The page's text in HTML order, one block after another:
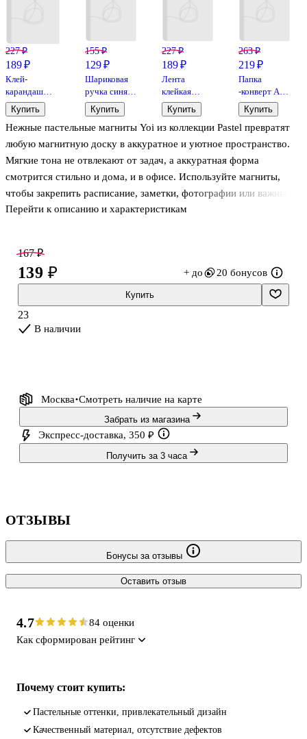
Нежные пастельные магниты Yoi из коллекции Pastel превратят
любую магнитную доску в аккуратное и уютное пространство.
Мягкие тона не отвлекают от задач, а аккуратная форма
смотрится стильно и дома, и в офисе. Используйте магниты,
чтобы закрепить расписание, заметки, фотографии или важные
документы — всё всегда на виду и ничего не потеряется.
кухни, детской комнаты или учебного уголка: планировать,
учиться и творить с ними проще и приятнее.
Yoi — это бренд Читай-города, созданный профессионалами,
которые тщательно продумывают каждую деталь продукции.
Перейти к описанию и характеристикам
227 ₽
189 ₽
Клей-
карандаш
«Extra», Erich
Krause, 15 г
Купить
155 ₽
129 ₽
Шариковая
ручка синяя
0,5 мм, MC
Gold,
MunHwa
Купить
227 ₽
189 ₽
Лента
клейкая
упаковочная
прозрачная,
48 мм х 60 м,
GoodMark
Купить
263 ₽
219 ₽
Папка
-конверт А4
на кнопке,
прозрачная,
GoodMark
Купить
167 ₽
139 ₽ + до 20 бонусов
Купить
23
В наличии
Москва Смотреть наличие на карте
Забрать из магазина
Экспресс-доставка, 350 ₽
Получить за 3 часа
ОТЗЫВЫ
Бонусы за отзывы
Оставить отзыв
4.7
84 оценки
Как сформирован рейтинг
Почему стоит купить:
Пастельные оттенки, привлекательный дизайн
Качественный материал, отсутствие дефектов